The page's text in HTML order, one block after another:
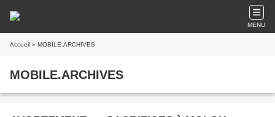
MENU
Accueil » MOBILE.ARCHIVES
MOBILE.ARCHIVES